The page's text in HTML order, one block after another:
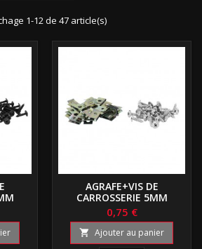
1-12 de 47 article(s)
AGRAFE+VIS DE
CARROSSERIE 5MM
0,75 €
 Ajouter au panier